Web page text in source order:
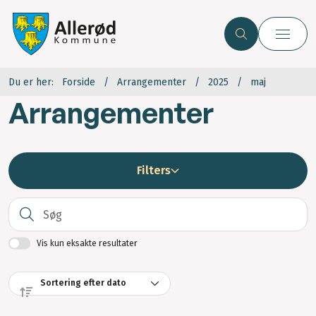
Du er her: Forside Arrangementer 2025 maj
Arrangementer
Filters
Vis kun eksakte resultater